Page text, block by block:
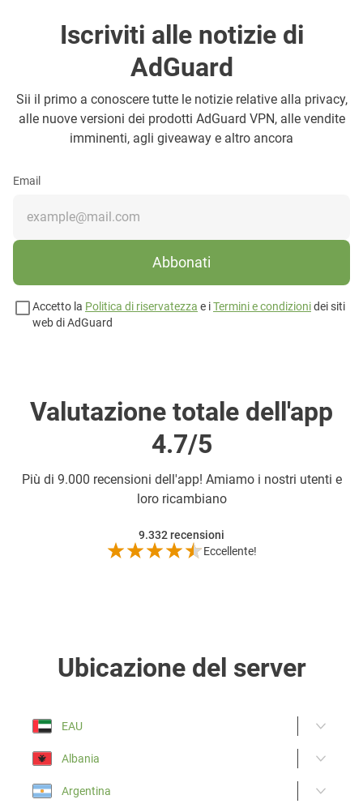
Iscriviti alle notizie di
AdGuard
Sii il primo a conoscere tutte le notizie relative alla privacy,
alle nuove versioni dei prodotti AdGuard VPN, alle vendite
imminenti, agli giveaway e altro ancora
Email
Abbonati
Accetto la Politica di riservatezza e iTermini e condizionidei siti
web di AdGuard
Valutazione totale dell'app
4.7/5
Più di 9.000 recensioni dell'app! Amiamo i nostri utenti e
loro ricambiano
9.332recensioni
Eccellente!
Ubicazione del server
EAU
Albania
Argentina